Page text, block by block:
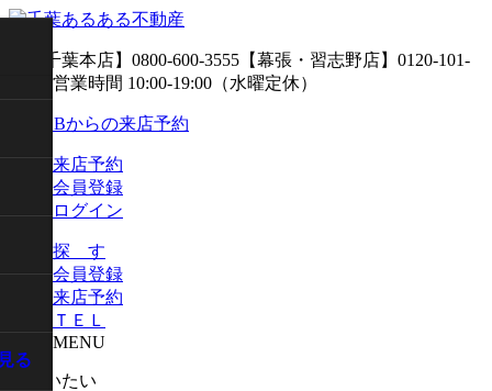
来店予約
会員登録
ログイン
探 す
会員登録
来店予約
ＴＥＬ
MENU
る